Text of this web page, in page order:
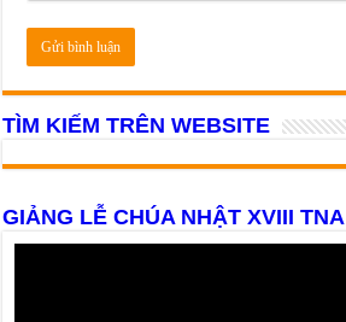
TÌM KIẾM TRÊN WEBSITE
GIẢNG LỄ CHÚA NHẬT XVIII TNA